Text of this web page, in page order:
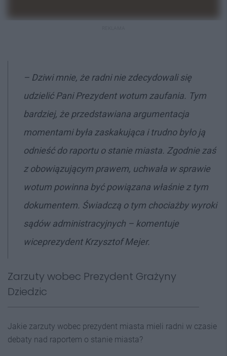
– Dziwi mnie, że radni nie zdecydowali się
udzielić Pani Prezydent wotum zaufania. Tym
bardziej, że przedstawiana argumentacja
momentami była zaskakująca i trudno było ją
odnieść do raportu o stanie miasta. Zgodnie zaś
z obowiązującym prawem, uchwała w sprawie
wotum powinna być powiązana właśnie z tym
dokumentem. Świadczą o tym chociażby wyroki
sądów administracyjnych – komentuje
wiceprezydent Krzysztof Mejer.
Zarzuty wobec Prezydent Grażyny
Dziedzic
Jakie zarzuty wobec prezydent miasta mieli radni w czasie
debaty nad raportem o stanie miasta?